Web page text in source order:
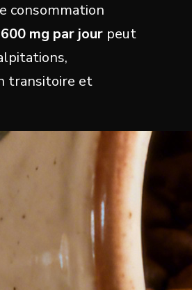
consommation
600 mg par jour peut
transitoire et